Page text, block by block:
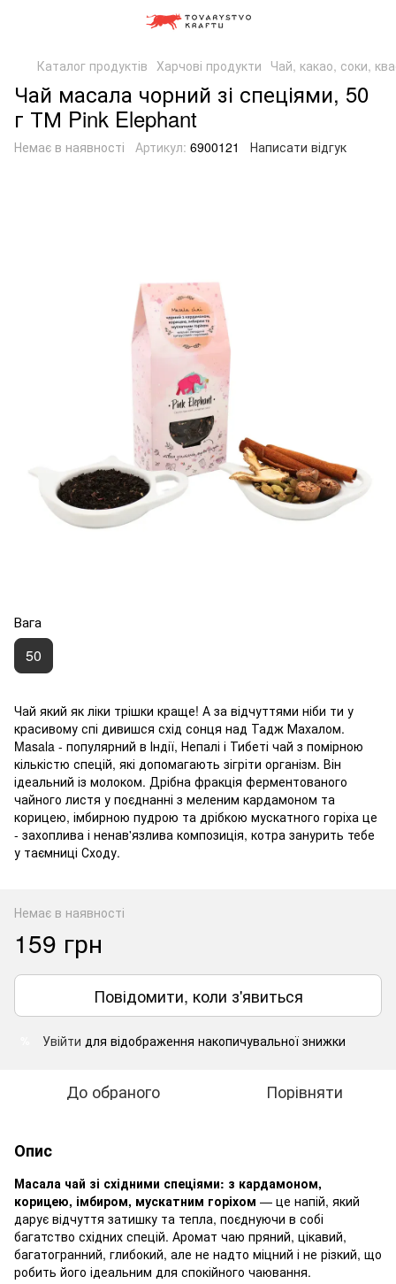
Каталог продуктів Харчові продукти Чай, какао, соки,
Чай масала чорний зі спеціями, 50
г ТМ Pink Elephant
Немає в наявності Артикул: 6900121 Написати відгук
Вага
50
Чай який як ліки трішки краще! А за відчуттями ніби ти у
красивому спі дивишся схід сонця над Тадж Махалом.
Masala - популярний в Індії, Непалі і Тибеті чай з помірною
кількістю спецій, які допомагають зігріти організм. Він
ідеальний із молоком. Дрібна фракція ферментованого
чайного листя у поєднанні з меленим кардамоном та
корицею, імбирною пудрою та дрібкою мускатного горіха це
- захоплива і ненав'язлива композиція, котра занурить тебе
у таємниці Сходу.
Немає в наявності
159 грн
Повідомити, коли з'явиться
Увійти для відображення накопичувальної знижки
До обраного Порівняти
Опис
Масала чай зі східними спеціями: з кардамоном,
корицею, імбиром, мускатним горіхом — це напій, який
дарує відчуття затишку та тепла, поєднуючи в собі
багатство східних спецій. Аромат чаю пряний, цікавий,
багатогранний, глибокий, але не надто міцний і не різкий, що
робить його ідеальним для спокійного чаювання.